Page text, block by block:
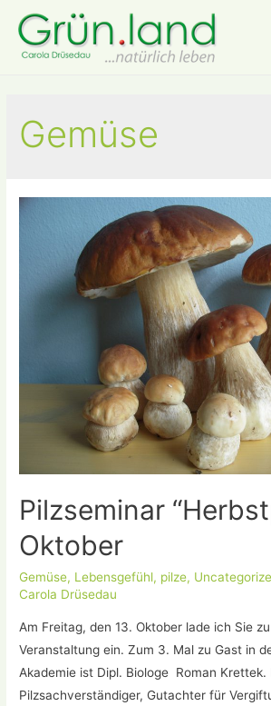
Gemüse
Pilzseminar
Oktober
Gemüse, Lebensgefühl, pilze,
Carola Drüsedau
Am Freitag, den 13. Oktober lade ich Sie
Veranstaltung ein. Zum 3. Mal zu Gast in
Akademie ist Dipl. Biologe Roman Krettek.
Pilzsachverständiger, Gutachter für